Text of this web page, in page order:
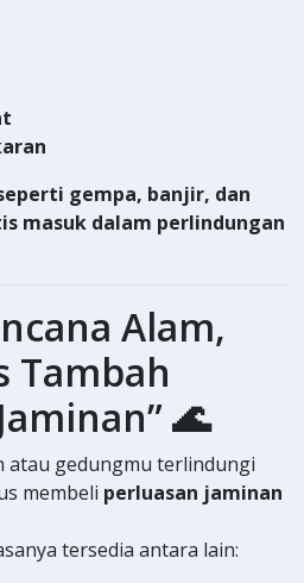
gempa, banjir, dan
masuk dalam perlindungan
Alam,
Tambah
🌊
atau gedungmu terlindungi
membeli perluasan jaminan
tersedia antara lain: